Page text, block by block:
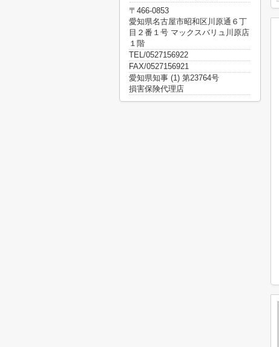
〒466-0853
愛知県名古屋市昭和区川原通６丁
目２番１号 マックスバリュ川原店
１階
TEL/0527156922
FAX/0527156921
愛知県知事 (1) 第23764号
損害保険代理店